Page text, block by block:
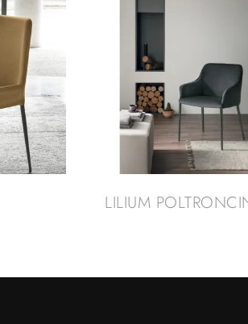
LILIUM